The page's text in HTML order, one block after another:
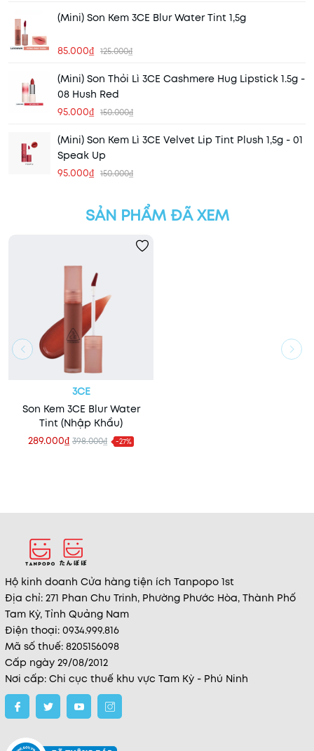
(Mini) Son Kem 3CE Blur Water Tint 1,5g
85.000₫ 125.000₫
(Mini) Son Thỏi Lì 3CE Cashmere Hug Lipstick 1.5g -
08 Hush Red
95.000₫ 150.000₫
(Mini) Son Kem Lì 3CE Velvet Lip Tint Plush 1,5g - 01
Speak Up
95.000₫ 150.000₫
SẢN PHẨM ĐÃ XEM
3CE
Son Kem 3CE Blur Water
Tint (Nhập Khẩu)
289.000₫ 398.000₫ -27%
Hộ kinh doanh Cửa hàng tiện ích Tanpopo 1st
Địa chỉ: 271 Phan Chu Trinh, Phường Phước Hòa, Thành Phố
Tam Kỳ, Tỉnh Quảng Nam
Điện thoại: 0934.999.816
Mã số thuế: 8205156098
Cấp ngày 29/08/2012
Nơi cấp: Chi cục thuế khu vực Tam Kỳ - Phú Ninh